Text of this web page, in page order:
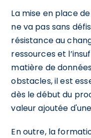
La mise en place
ne va pas sans
résistance au
ressources et
matière de
obstacles, il est
dès le début du
valeur ajoutée
En outre, la